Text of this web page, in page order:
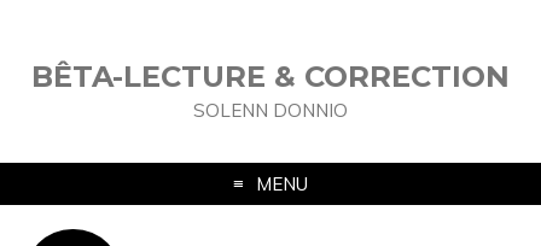
BÊTA-LECTURE & CORRECTION
SOLENN DONNIO
MENU